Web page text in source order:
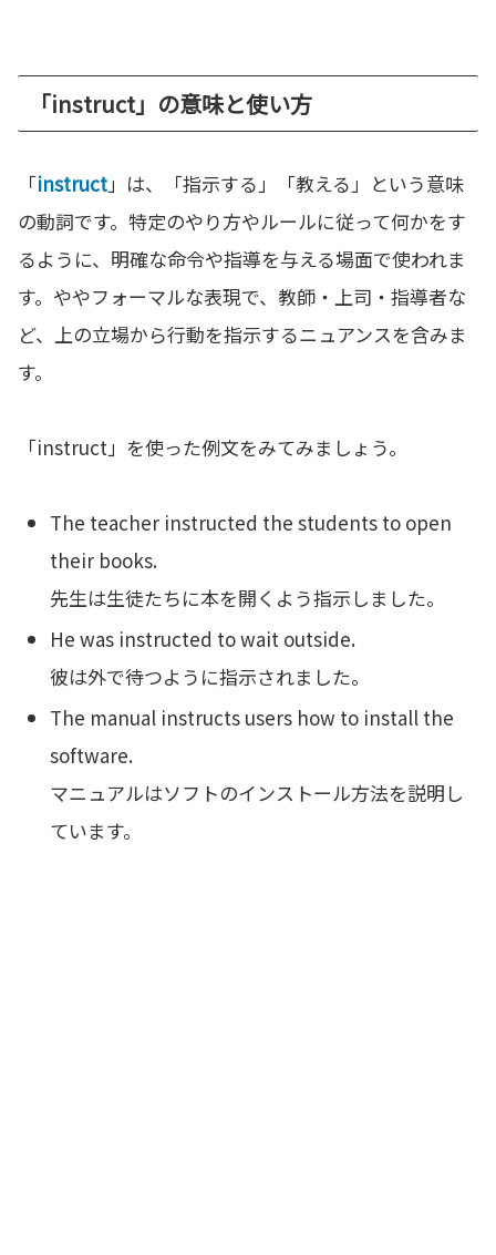
「instruct」の意味と使い方
「instruct」は、「指示する」「教える」という意味
の動詞です。特定のやり方やルールに従って何かをす
るように、明確な命令や指導を与える場面で使われま
す。ややフォーマルな表現で、教師・上司・指導者な
ど、上の立場から行動を指示するニュアンスを含みま
す。
「instruct」を使った例文をみてみましょう。
The teacher instructed the students to open
their books.
先生は生徒たちに本を開くよう指示しました。
He was instructed to wait outside.
彼は外で待つように指示されました。
The manual instructs users how to install the
software.
マニュアルはソフトのインストール方法を説明し
ています。